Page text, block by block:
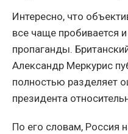
Интересно, что
все чаще пробивается
пропаганды.
Александр Меркурис
полностью разделяет
президента
По его словам, Россия